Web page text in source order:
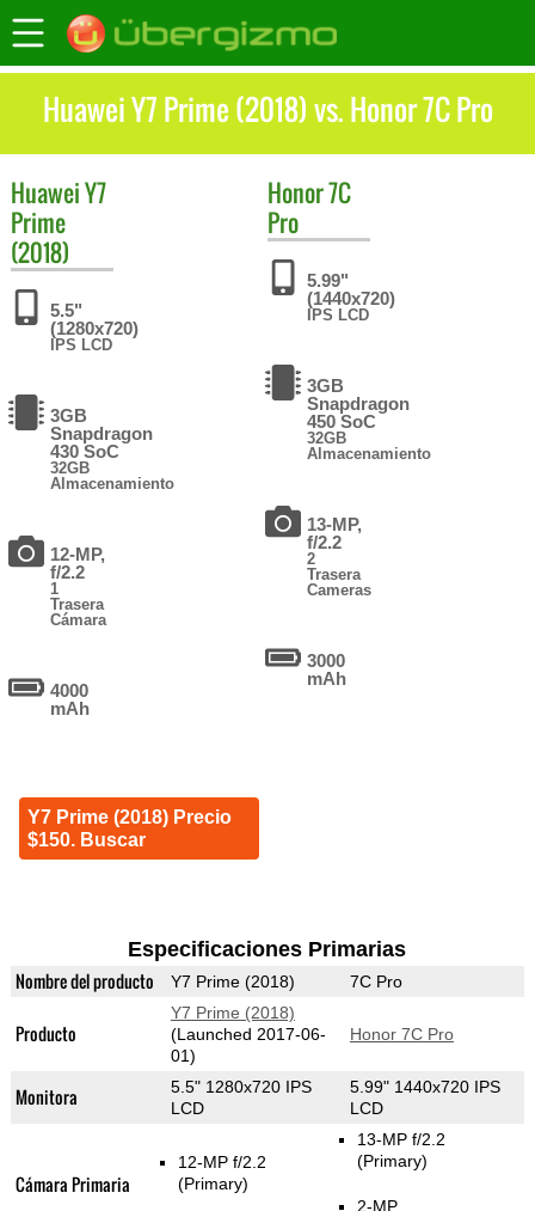
Huawei Y7 Prime (2018) vs. Honor 7C Pro
HuaweiY7
Prime
(2018)
5.5"
(1280x720)
IPS LCD
3GB
Snapdragon
430 SoC
32GB
Almacenamiento
12-MP,
f/2.2
1
Trasera
Cámara
4000
mAh
Y7 Prime (2018) Precio
$150. Buscar
Honor7C
Pro
5.99"
(1440x720)
IPS LCD
3GB
Snapdragon
450 SoC
32GB
Almacenamiento
13-MP,
f/2.2
2
Trasera
Cameras
3000
mAh
Especificaciones Primarias
Nombre del producto Y7 Prime (2018) 7C Pro
Producto
Y7 Prime (2018)
(Launched 2017-06-
01)
Honor 7C Pro
Monitora
5.5" 1280x720 IPS
LCD
5.99" 1440x720 IPS
LCD
Cámara Primaria
12-MP f/2.2
(Primary)
13-MP f/2.2
(Primary)
2-MP